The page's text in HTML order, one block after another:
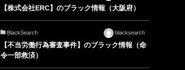
【株式会社ERC】のブラック情報（大阪府）
BlackSearch blacksearch
【不当労働行為審査事件】のブラック情報（命
令一部救済）